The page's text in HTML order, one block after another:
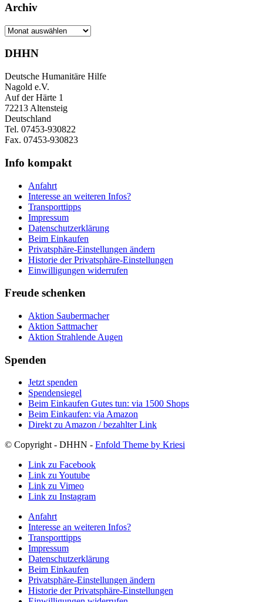
Archiv
Archiv
DHHN
Deutsche Humanitäre Hilfe
Nagold e.V.
Auf der Härte 1
72213 Altensteig
Deutschland
Tel. 07453-930822
Fax. 07453-930823
Info kompakt
Anfahrt
Interesse an weiteren Infos?
Transporttipps
Impressum
Datenschutzerklärung
Beim Einkaufen
Privatsphäre-Einstellungen ändern
Historie der Privatsphäre-Einstellungen
Einwilligungen widerrufen
Freude schenken
Aktion Saubermacher
Aktion Sattmacher
Aktion Strahlende Augen
Spenden
Jetzt spenden
Spendensiegel
Beim Einkaufen Gutes tun: via 1500 Shops
Beim Einkaufen: via Amazon
Direkt zu Amazon / bezahlter Link
© Copyright - DHHN - Enfold Theme by Kriesi
Link zu Facebook
Link zu Youtube
Link zu Vimeo
Link zu Instagram
Anfahrt
Interesse an weiteren Infos?
Transporttipps
Impressum
Datenschutzerklärung
Beim Einkaufen
Privatsphäre-Einstellungen ändern
Historie der Privatsphäre-Einstellungen